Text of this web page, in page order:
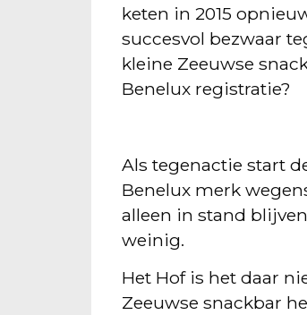
keten in 2015
succesvol bezwaar
kleine Zeeuwse
Benelux registratie?
Als tegenactie start
Benelux merk
alleen in stand
weinig.
Het Hof is het daar
Zeeuwse snackbar